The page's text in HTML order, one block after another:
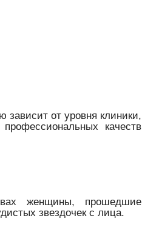
зависит от уровня клиники,
качеств
женщины, прошедшие
звездочек с лица.